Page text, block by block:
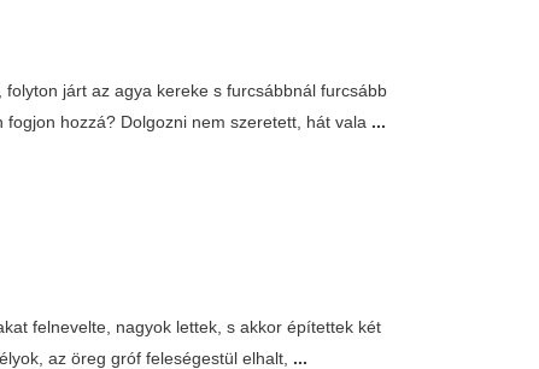
járt az agya kereke s furcsábbnál furcsább
hozzá? Dolgozni nem szeretett, hát vala ...
felnevelte, nagyok lettek, s akkor építettek két
az öreg gróf feleségestül elhalt, ...